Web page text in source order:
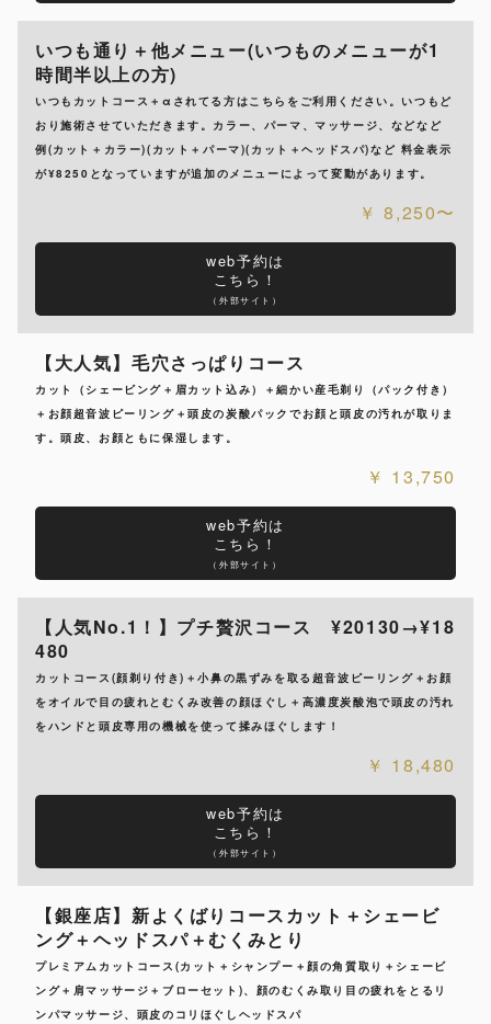
いつも通り＋他メニュー(いつものメニューが1
時間半以上の方)
いつもカットコース＋αされてる方はこちらをご利用ください。いつもど
おり施術させていただきます。カラー、パーマ、マッサージ、などなど
例(カット＋カラー)(カット＋パーマ)(カット＋ヘッドスパ)など 料金表示
が¥8250となっていますが追加のメニューによって変動があります。
8,250〜
web予約は
こちら！
（外部サイト）
【大人気】毛穴さっぱりコース
カット（シェービング＋眉カット込み）＋細かい産毛剃り（パック付き）
＋お顔超音波ピーリング＋頭皮の炭酸パックでお顔と頭皮の汚れが取りま
す。頭皮、お顔ともに保湿します。
13,750
web予約は
こちら！
（外部サイト）
【人気No.1！】プチ贅沢コース ¥20130→¥18
480
カットコース(顔剃り付き)＋小鼻の黒ずみを取る超音波ピーリング＋お顔
をオイルで目の疲れとむくみ改善の顔ほぐし＋高濃度炭酸泡で頭皮の汚れ
をハンドと頭皮専用の機械を使って揉みほぐします！
18,480
web予約は
こちら！
（外部サイト）
【銀座店】新よくばりコースカット＋シェービ
ング＋ヘッドスパ＋むくみとり
プレミアムカットコース(カット＋シャンプー＋顔の角質取り＋シェービ
ング＋肩マッサージ＋ブローセット)、顔のむくみ取り目の疲れをとるリ
ンパマッサージ、頭皮のコリほぐしヘッドスパ